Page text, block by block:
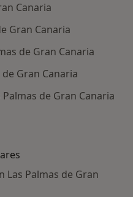
Canaria
Gran Canaria
de Gran Canaria
Gran Canaria
de Gran Canaria
Las Palmas de Gran